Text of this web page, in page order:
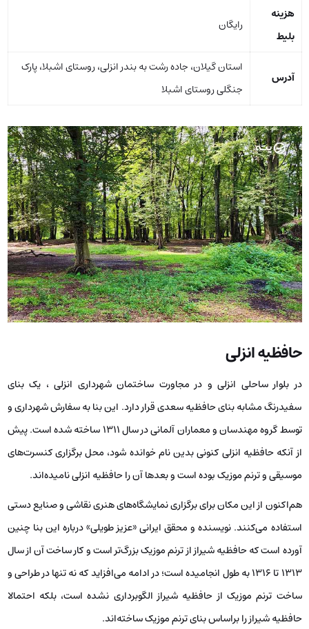
هزینه
بلیط
رایگان
آدرس
استان گیلان، جاده رشت به بندر انزلی، روستای اشبلا، پارک
جنگلی روستای اشبلا
حافظیه انزلی
در بلوار ساحلی انزلی و در مجاورت ساختمان شهرداری انزلی ، یک بنای
سفیدرنگ مشابه بنای حافظیه سعدی قرار دارد. این بنا به سفارش شهرداری و
توسط گروه مهندسان و معماران آلمانی در سال 1311 ساخته شده است. پیش
از آنکه حافظیه انزلی کنونی بدین نام خوانده شود، محل برگزاری کنسرت‌های
موسیقی و ترنم موزیک بوده است و بعدها آن را حافظیه انزلی نامیده‌اند.
هم‌اکنون از این مکان برای برگزاری نمایشگاه‌های هنری نقاشی و صنایع دستی
استفاده می‌کنند. نویسنده و محقق ایرانی «عزیز طویلی» درباره این بنا چنین
آورده است که حافظیه شیراز از ترنم موزیک بزرگ‌تر است و کار ساخت آن از سال
1313 تا 1316 به طول انجامیده است؛ در ادامه می‌افزاید که نه تنها در طراحی و
ساخت ترنم موزیک از حافظیه شیراز الگوبرداری نشده است، بلکه احتمالا
حافظیه شیراز را براساس بنای ترنم موزیک ساخته‌اند.